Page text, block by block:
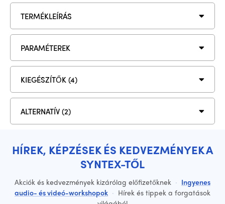
TERMÉKLEÍRÁS
PARAMÉTEREK
KIEGÉSZÍTŐK (4)
ALTERNATÍV (2)
HÍREK, KÉPZÉSEK ÉS KEDVEZMÉNYEK A
SYNTEX-TŐL
Akciók és kedvezmények kizárólag előfizetőknek · Ingyenes
audio- és videó-workshopok · Hírek és tippek a forgatások